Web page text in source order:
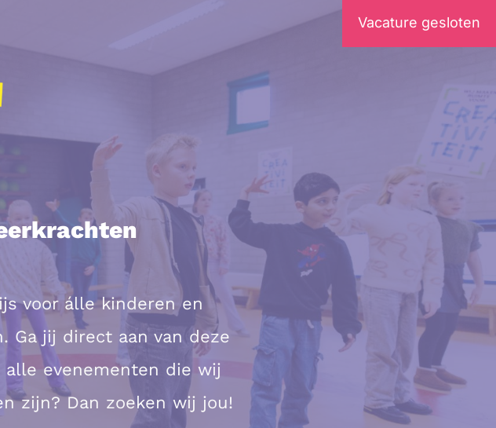
Vacature gesloten
voor álle kinderen en
Ga jij direct aan van deze
evenementen die wij
zijn? Dan zoeken wij jou!